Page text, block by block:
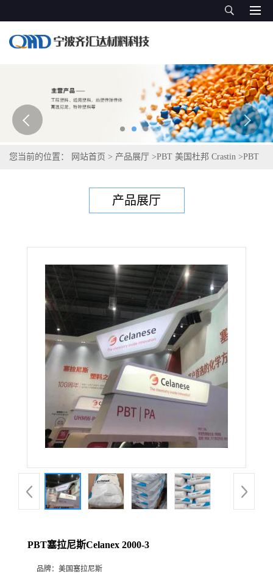
您当前的位置： 网站首页 > 产品展厅 >PBT 美国杜邦 Crastin >PBT
产品展厅
PBT塞拉尼斯Celanex 2000-3
品牌： 美国塞拉尼斯